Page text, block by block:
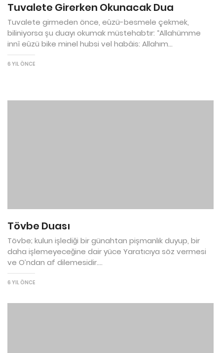
Tuvalete Girerken Okunacak Dua
Tuvalete girmeden önce, eûzü-besmele çekmek,
biliniyorsa şu duayı okumak müstehabtır: “Allahümme
innî eûzü bike minel hubsi vel habâis: Allahım...
6 YIL ÖNCE
Tövbe Duası
Tövbe; kulun işlediği bir günahtan pişmanlık duyup, bir
daha işlemeyeceğine dair yüce Yaratıcıya söz vermesi
ve O’ndan af dilemesidir....
6 YIL ÖNCE